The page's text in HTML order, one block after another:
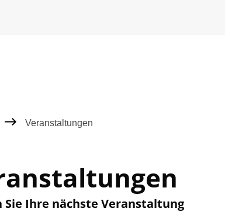
Veranstaltungen
Sie Ihre nächste Veranstaltung